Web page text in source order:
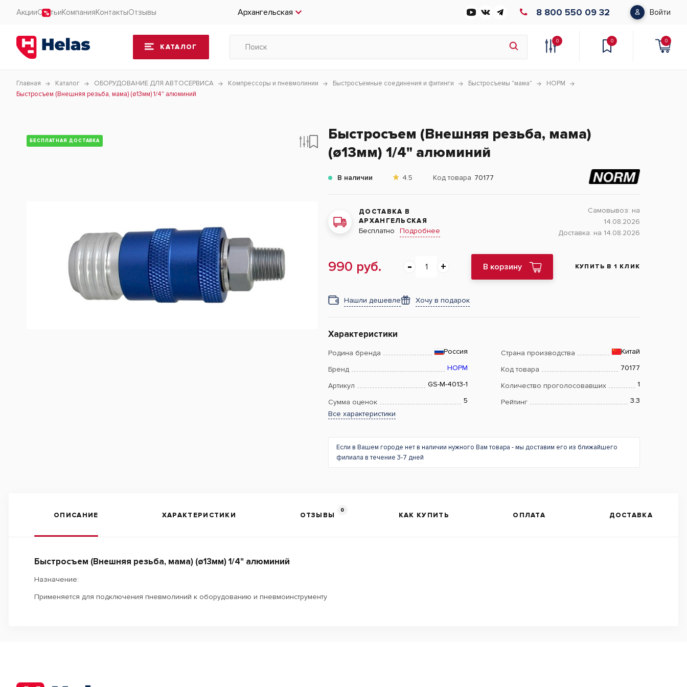
АкцииСтатьиКомпанияКонтактыОтзывы Архангельская 8 800 550 09 32 Войти
КАТАЛОГ
0 0 0
Главная Каталог ОБОРУДОВАНИЕ ДЛЯ АВТОСЕРВИСА Компрессоры и пневмолинии Быстросъемные соединения и фитинги Быстросъемы "мама"
НОРМ
Быстросъем (Внешняя резьба, мама) (ø13мм) 1/4" алюминий
БЕСПЛАТНАЯ ДОСТАВКА
Быстросъем (Внешняя резьба, мама)
(ø13мм) 1/4" алюминий
В наличии 4.5 Код товара 70177
ДОСТАВКА В
АРХАНГЕЛЬСКАЯ
Бесплатно Подробнее
Самовывоз: на
14.08.2026
Доставка: на 14.08.2026
990 руб. В корзину КУПИТЬ В 1 КЛИК
Нашли дешевле Хочу в подарок
Характеристики
Родина бренда Россия Страна производства Китай
Бренд НОРМ Код товара 70177
Артикул GS-M-4013-1 Количество проголосовавших 1
Сумма оценок 5 Рейтинг
3.3
Все характеристики
Если в Вашем городе нет в наличии нужного Вам товара - мы доставим его из ближайшего
филиала в течение 3-7 дней
ОПИСАНИЕ ХАРАКТЕРИСТИКИ ОТЗЫВЫ
0
КАК КУПИТЬ ОПЛАТА ДОСТАВКА
Быстросъем (Внешняя резьба, мама) (ø13мм) 1/4" алюминий
Назначение:
Применяется для подключения пневмолиний к оборудованию и пневмоинструменту